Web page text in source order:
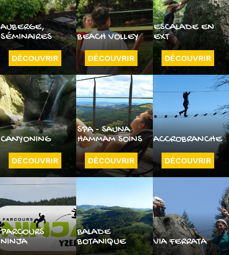
AUBERGE,
SÉMINAIRES
DÉCOUVRIR
BEACH VOLLEY
DÉCOUVRIR
ESCALADE EN
EXT
DÉCOUVRIR
CANYONING
DÉCOUVRIR
SPA - SAUNA
HAMMAM SOINS
DÉCOUVRIR
ACCROBRANCHE
DÉCOUVRIR
PARCOURS
NINJA
BALADE
BOTANIQUE
VIA FERRATA